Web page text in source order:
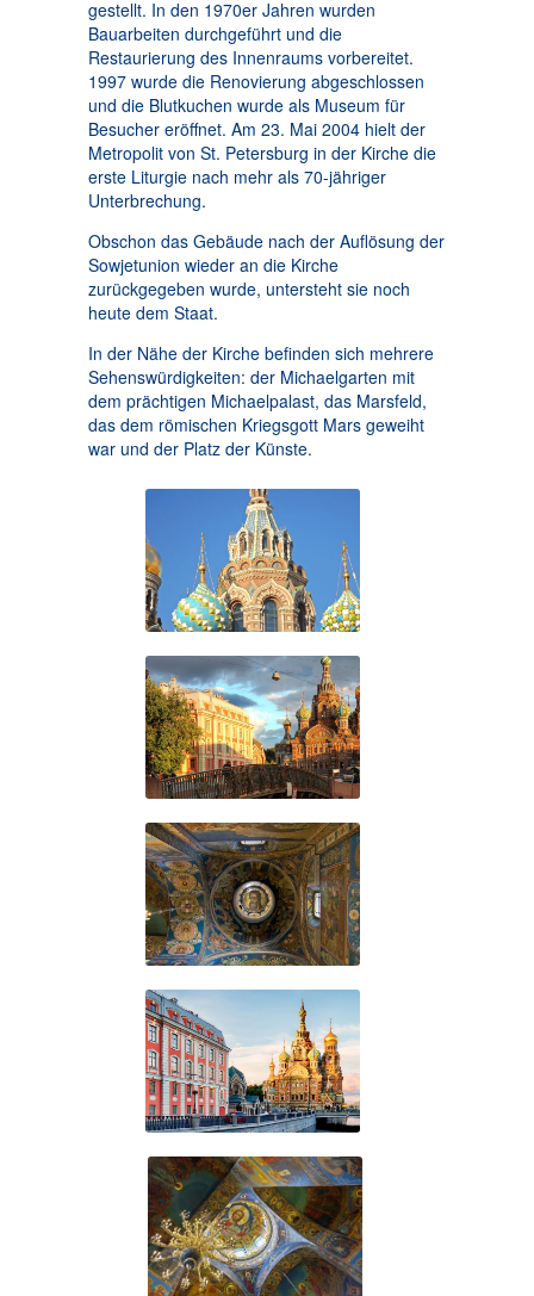
gestellt. In den 1970er Jahren wurden
Bauarbeiten durchgeführt und die
Restaurierung des Innenraums vorbereitet.
1997 wurde die Renovierung abgeschlossen
und die Blutkuchen wurde als Museum für
Besucher eröffnet. Am 23. Mai 2004 hielt der
Metropolit von St. Petersburg in der Kirche die
erste Liturgie nach mehr als 70-jähriger
Unterbrechung.
Obschon das Gebäude nach der Auflösung der
Sowjetunion wieder an die Kirche
zurückgegeben wurde, untersteht sie noch
heute dem Staat.
In der Nähe der Kirche befinden sich mehrere
Sehenswürdigkeiten: der Michaelgarten mit
dem prächtigen Michaelpalast, das Marsfeld,
das dem römischen Kriegsgott Mars geweiht
war und der Platz der Künste.